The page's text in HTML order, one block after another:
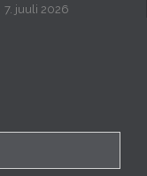
7. juuli 2026